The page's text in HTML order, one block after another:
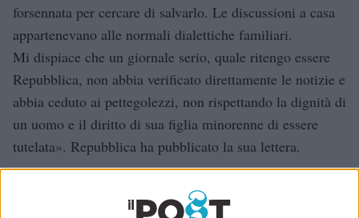
forsennata per cercare di salvarlo. Le discussioni a casa
appartenevano alle normali dialettiche familiari.
Mi dispiace che un giornale serio, quale ritengo essere
Repubblica, non abbia verificato direttamente le notizie e
abbia ceduto ai pettegolezzi, non rispettando la dignità di
un uomo e il diritto di sua figlia minorenne di essere
tutelata». Repubblica ha pubblicato la sua lettera.